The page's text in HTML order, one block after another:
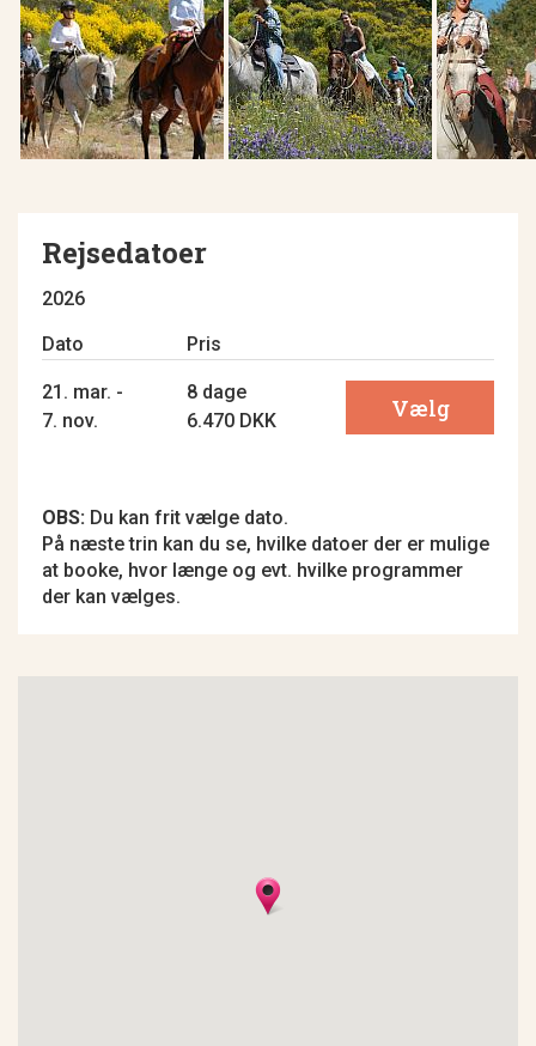
Rejsedatoer
2026
Dato
Pris
21. mar. -
7. nov.
8 dage
6.470 DKK
Vælg
OBS: Du kan frit vælge dato.
På næste trin kan du se, hvilke datoer der er mulige
at booke, hvor længe og evt. hvilke programmer
der kan vælges.